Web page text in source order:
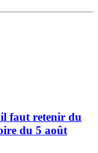
faut retenir du
du 5 août